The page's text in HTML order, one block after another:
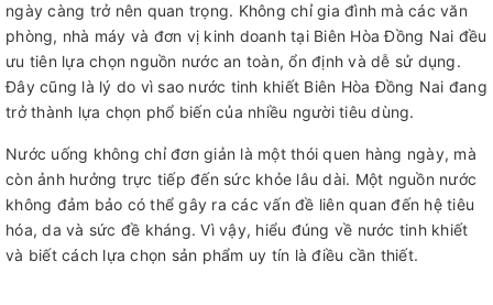
ngày càng trở nên quan trọng. Không chỉ gia đình mà các văn
phòng, nhà máy và đơn vị kinh doanh tại Biên Hòa Đồng Nai đều
ưu tiên lựa chọn nguồn nước an toàn, ổn định và dễ sử dụng.
Đây cũng là lý do vì sao nước tinh khiết Biên Hòa Đồng Nai đang
trở thành lựa chọn phổ biến của nhiều người tiêu dùng.
Nước uống không chỉ đơn giản là một thói quen hàng ngày, mà
còn ảnh hưởng trực tiếp đến sức khỏe lâu dài. Một nguồn nước
không đảm bảo có thể gây ra các vấn đề liên quan đến hệ tiêu
hóa, da và sức đề kháng. Vì vậy, hiểu đúng về nước tinh khiết
và biết cách lựa chọn sản phẩm uy tín là điều cần thiết.